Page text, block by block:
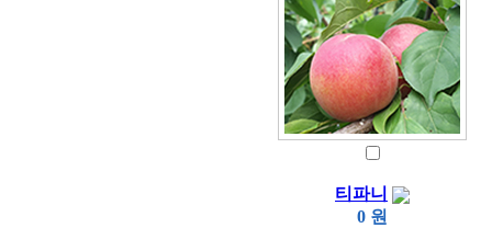
티파니
0 원